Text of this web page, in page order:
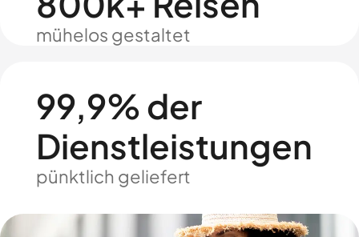
mühelos gestaltet
99,9% der
Dienstleistungen
pünktlich geliefert